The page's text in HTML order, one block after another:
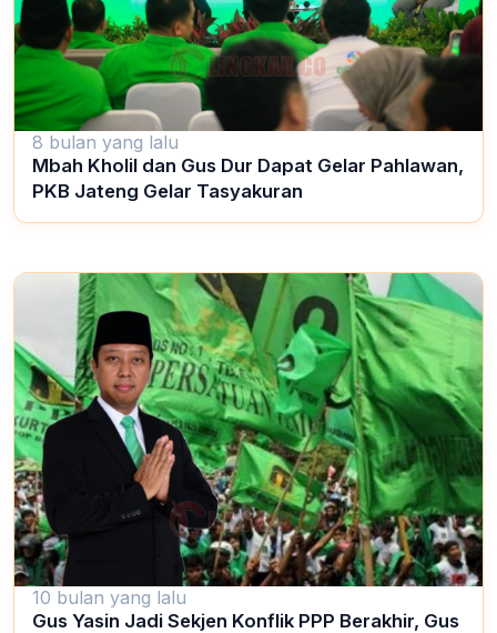
8 bulan yang lalu
Mbah Kholil dan Gus Dur Dapat Gelar Pahlawan,
PKB Jateng Gelar Tasyakuran
10 bulan yang lalu
Gus Yasin Jadi Sekjen Konflik PPP Berakhir, Gus